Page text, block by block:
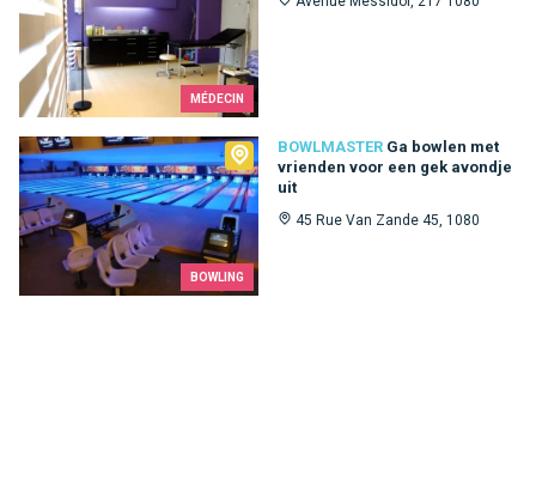
MÉDECIN
BOWLING
BOWLMASTER Ga bowlen met
vrienden voor een gek avondje
uit
45 Rue Van Zande 45, 1080
Bowlmaster